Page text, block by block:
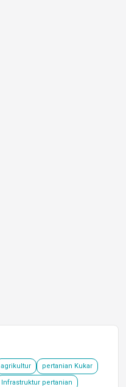
agrikultur pertanian Kukar
Infrastruktur pertanian